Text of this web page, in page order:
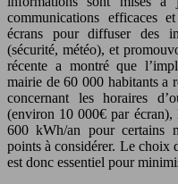
communications efficaces
écrans pour diffuser des
(sécurité, météo), et
récente a montré que
mairie de 60 000 habitants a
concernant les horaires
(environ 10 000€ par écran),
600 kWh/an pour certains
points à considérer. Le choix
est donc essentiel pour